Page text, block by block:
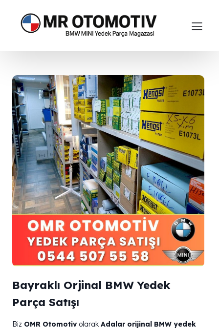
Bayraklı Orjinal BMW Yedek
Parça Satışı
Biz OMR Otomotivolarak Adalar orijinal BMW yedek